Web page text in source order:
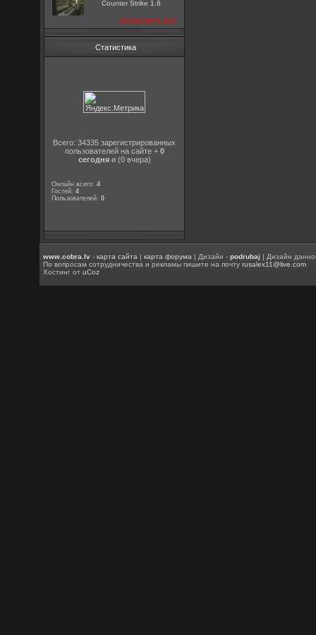
Counter Strike 1.6
посмотреть все
Статистика
Всего: 34335 зарегистрированных
пользователей на сайте + 0
сегодняи (0 вчера)
Онлайн всего:4
Гостей:4
Пользователей:0
www.cobra.lv -карта сайта |карта форума | Дизайн -podrubaj | Дизайн
По вопросам сотрудничества и рекламы пишите на почтуrusalex11@live.com
Хостинг отuCoz